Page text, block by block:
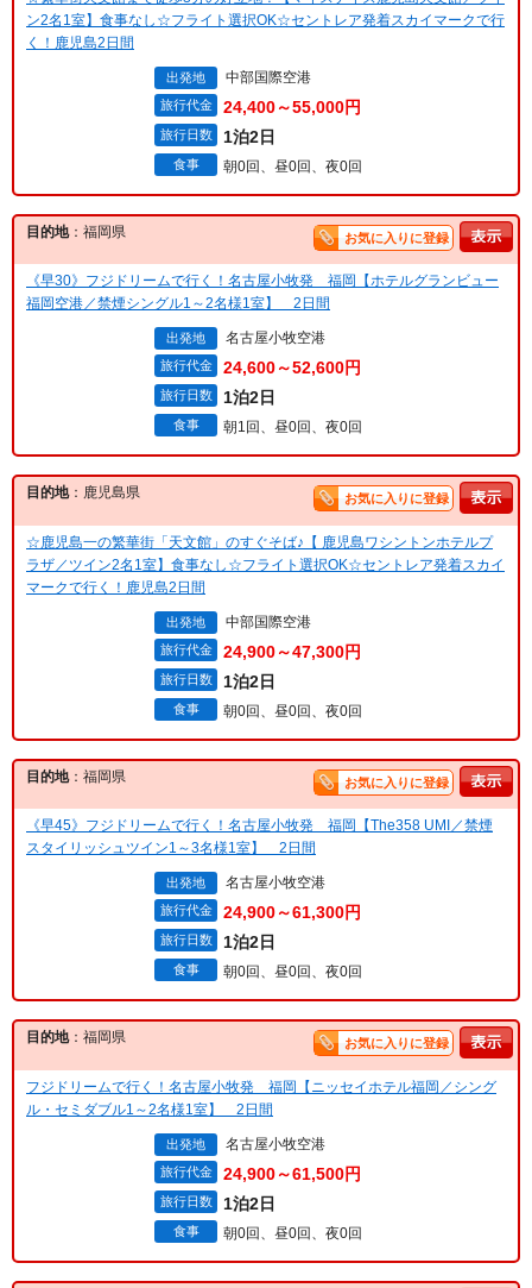
ン2名1室】食事なし☆フライト選択OK☆セントレア発着スカイマークで行
く！鹿児島2日間
出発地 中部国際空港
旅行代金 24,400～55,000円
旅行日数 1泊2日
食事 朝0回、昼0回、夜0回
目的地：福岡県 お気に入りに登録
《早30》フジドリームで行く！名古屋小牧発 福岡【ホテルグランビュー
福岡空港／禁煙シングル1～2名様1室】 2日間
出発地 名古屋小牧空港
旅行代金 24,600～52,600円
旅行日数 1泊2日
食事 朝1回、昼0回、夜0回
目的地：鹿児島県 お気に入りに登録
☆鹿児島一の繁華街「天文館」のすぐそば♪【 鹿児島ワシントンホテルプ
ラザ／ツイン2名1室】食事なし☆フライト選択OK☆セントレア発着スカイ
マークで行く！鹿児島2日間
出発地 中部国際空港
旅行代金 24,900～47,300円
旅行日数 1泊2日
食事 朝0回、昼0回、夜0回
目的地：福岡県 お気に入りに登録
《早45》フジドリームで行く！名古屋小牧発 福岡【The358 UMI／禁煙
スタイリッシュツイン1～3名様1室】 2日間
出発地 名古屋小牧空港
旅行代金 24,900～61,300円
旅行日数 1泊2日
食事 朝0回、昼0回、夜0回
目的地：福岡県 お気に入りに登録
フジドリームで行く！名古屋小牧発 福岡【ニッセイホテル福岡／シング
ル・セミダブル1～2名様1室】 2日間
出発地 名古屋小牧空港
旅行代金 24,900～61,500円
旅行日数 1泊2日
食事 朝0回、昼0回、夜0回